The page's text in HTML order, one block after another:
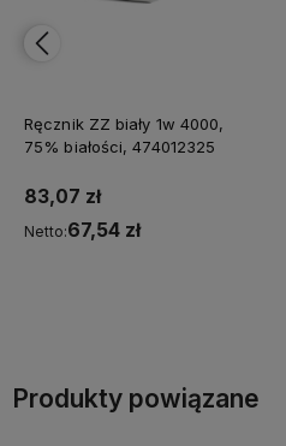
Ręcznik ZZ biały 1w 4000,
75% białości, 474012325
83,07 zł
Netto:67,54 zł
Produkty powiązane